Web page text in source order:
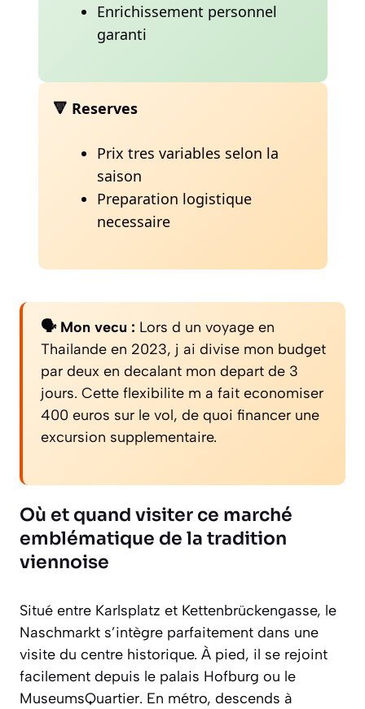
Enrichissement personnel
garanti
🔻 Reserves
Prix tres variables selon la
saison
Preparation logistique
necessaire
🗣️ Mon vecu : Lors d un voyage en
Thailande en 2023, j ai divise mon budget
par deux en decalant mon depart de 3
jours. Cette flexibilite m a fait economiser
400 euros sur le vol, de quoi financer une
excursion supplementaire.
Où et quand visiter ce marché
emblématique de la tradition
viennoise
Situé entre Karlsplatz et Kettenbrückengasse, le
Naschmarkt s’intègre parfaitement dans une
visite du centre historique. À pied, il se rejoint
facilement depuis le palais Hofburg ou le
MuseumsQuartier. En métro, descends à